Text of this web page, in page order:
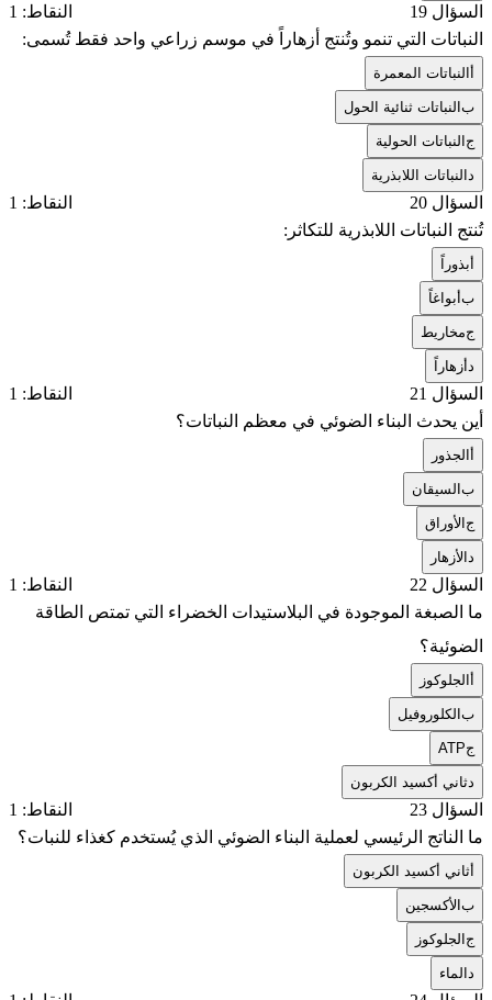
السؤال 19
النقاط: 1
النباتات التي تنمو وتُنتج أزهاراً في موسم زراعي واحد فقط تُسمى:
النباتات المعمرة
بالنباتات ثنائية الحول
جالنباتات الحولية
النباتات اللابذرية
السؤال 20
النقاط: 1
تُنتج النباتات اللابذرية للتكاثر:
بذوراً
بأبواغاً
جمخاريط
أزهاراً
السؤال 21
النقاط: 1
أين يحدث البناء الضوئي في معظم النباتات؟
الجذور
بالسيقان
جالأوراق
الأزهار
السؤال 22
النقاط: 1
ما الصبغة الموجودة في البلاستيدات الخضراء التي تمتص الطاقة
الضوئية؟
الجلوكوز
بالكلوروفيل
جATP
ثاني أكسيد الكربون
السؤال 23
النقاط: 1
ما الناتج الرئيسي لعملية البناء الضوئي الذي يُستخدم كغذاء للنبات؟
ثاني أكسيد الكربون
بالأكسجين
جالجلوكوز
الماء